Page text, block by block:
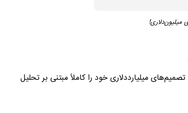
تصمیم‌های میلیارددلاری خود را کاملاً مبتنی بر تحلیل